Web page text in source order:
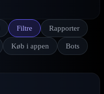
Filtre Rapporter
Køb i appen Bots